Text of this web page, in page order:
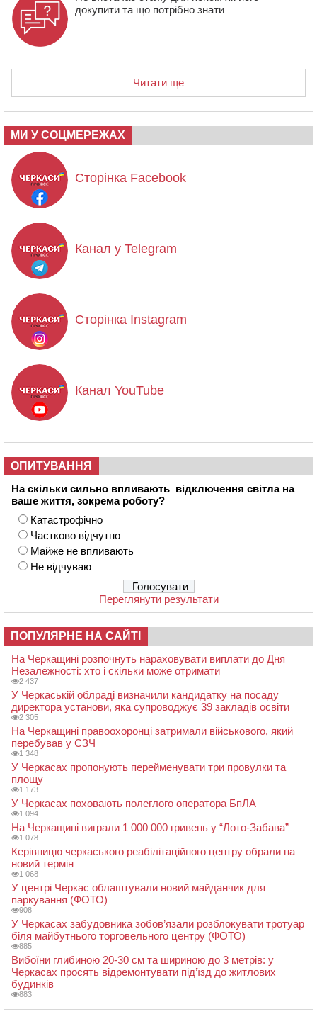
докупити та що потрібно знати
Читати ще
МИ У СОЦМЕРЕЖАХ
Сторінка Facebook
Канал у Telegram
Сторінка Instagram
Канал YouTube
ОПИТУВАННЯ
На скільки сильно впливають відключення світла на
ваше життя, зокрема роботу?
Катастрофічно
Частково відчутно
Майже не впливають
Не відчуваю
Переглянути результати
ПОПУЛЯРНЕ НА САЙТІ
На Черкащині розпочнуть нараховувати виплати до Дня
Незалежності: хто і скільки може отримати
2 437
У Черкаській облраді визначили кандидатку на посаду
директора установи, яка супроводжує 39 закладів освіти
2 305
На Черкащині правоохоронці затримали військового, який
перебував у СЗЧ
1 348
У Черкасах пропонують перейменувати три провулки та
площу
1 173
У Черкасах поховають полеглого оператора БпЛА
1 094
На Черкащині виграли 1 000 000 гривень у “Лото-Забава”
1 078
Керівницю черкаського реабілітаційного центру обрали на
новий термін
1 068
У центрі Черкас облаштували новий майданчик для
паркування (ФОТО)
908
У Черкасах забудовника зобов’язали розблокувати тротуар
біля майбутнього торговельного центру (ФОТО)
885
Вибоїни глибиною 20-30 см та шириною до 3 метрів: у
Черкасах просять відремонтувати під’їзд до житлових
будинків
883